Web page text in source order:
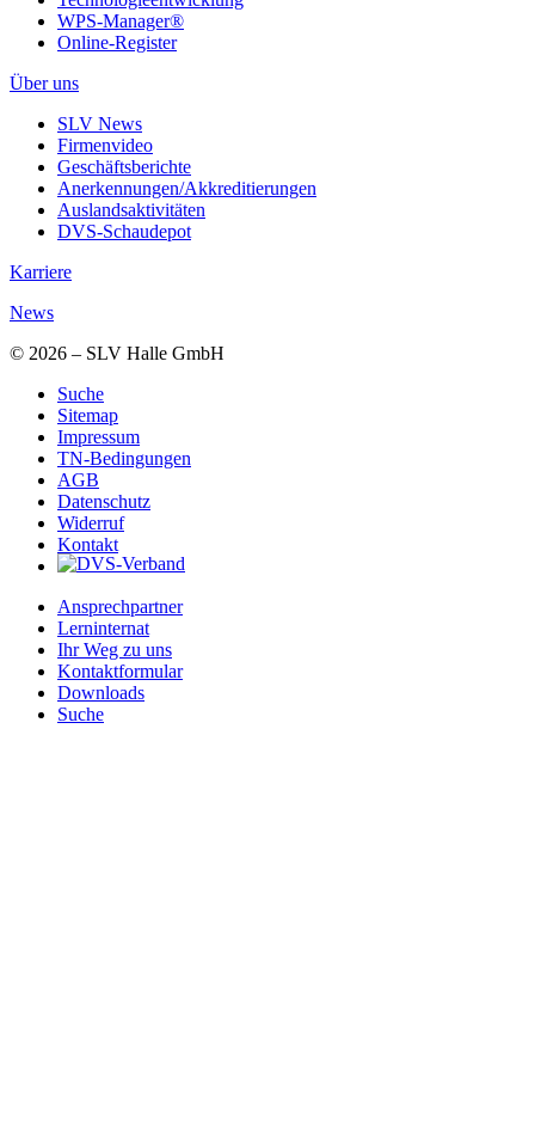
WPS-Manager®
Online-Register
Über uns
SLV News
Firmenvideo
Geschäftsberichte
Anerkennungen/Akkreditierungen
Auslandsaktivitäten
DVS-Schaudepot
Karriere
News
© 2026 – SLV Halle GmbH
Suche
Sitemap
Impressum
TN-Bedingungen
AGB
Datenschutz
Widerruf
Kontakt
Ansprechpartner
Lerninternat
Ihr Weg zu uns
Kontaktformular
Downloads
Suche